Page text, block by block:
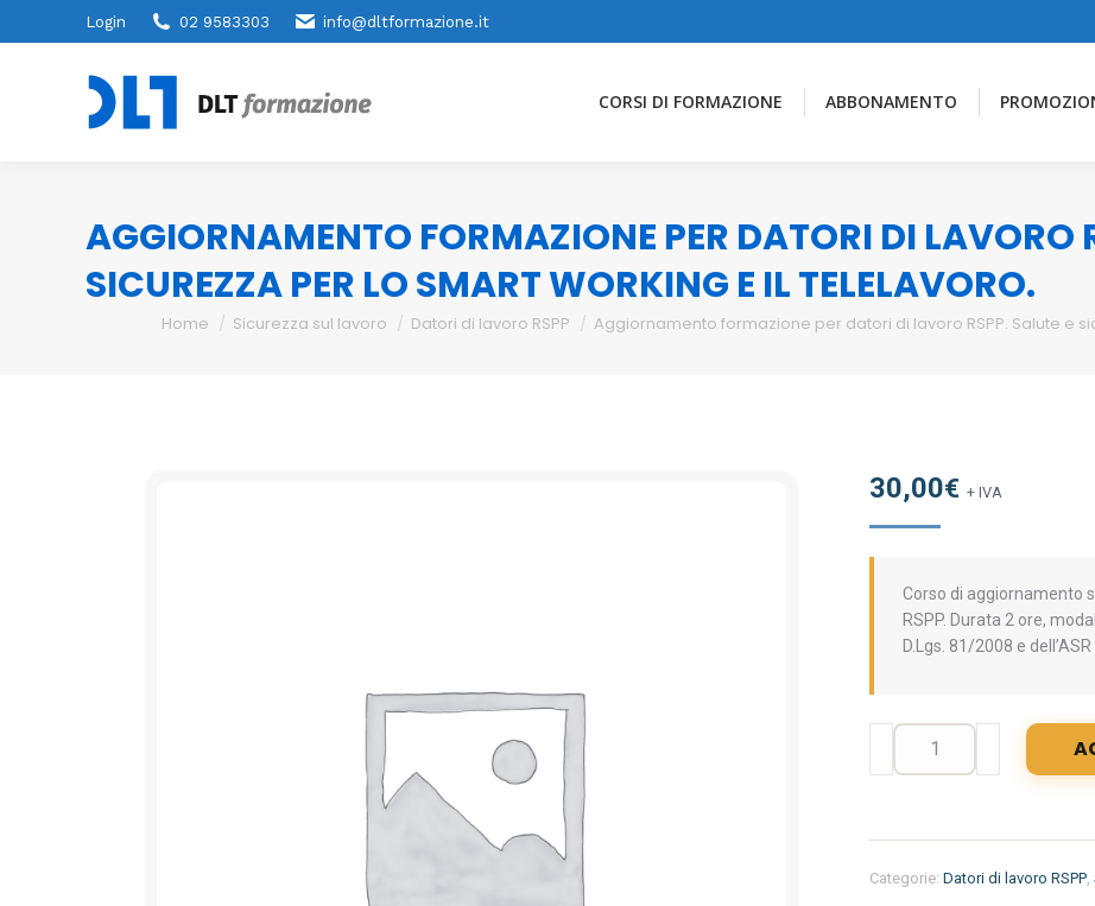
Login 02 9583303 info@dltformazione.it
CORSI DI FORMAZIONE ABBONAMENTO
AGGIORNAMENTO FORMAZIONE PER DATORI DI LAVORO
SICUREZZA PER LO SMART WORKING E IL TELELAVORO.
You are here:
Home Sicurezza sul lavoro Datori di lavoro RSPP Aggiornamento formazione per datori di lavoro RSPP. Salute e
30,00€ + IVA
Corso di aggiornamento
RSPP. Durata 2 ore,
D.Lgs. 81/2008 e
Aggiornamento
formazione
di
RSPP.
Categorie: Datori di lavoro RSPP,